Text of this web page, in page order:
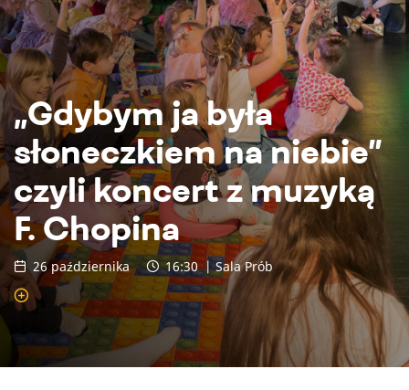
„Gdybym ja była
słoneczkiem na niebie”
czyli koncert z muzyką
F. Chopina
26 października 16:30 | Sala Prób